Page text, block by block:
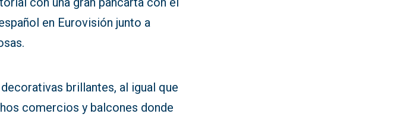
en Eurovisión junto a
brillantes, al igual que
comercios y balcones donde